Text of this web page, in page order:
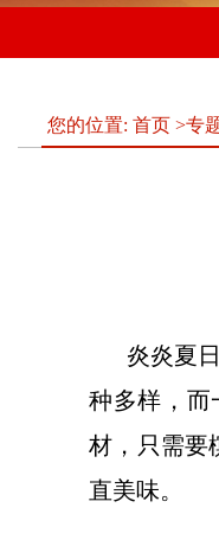
您的位置: 首页 >专
炎炎夏
种多样，而
材，只需要
直美味。